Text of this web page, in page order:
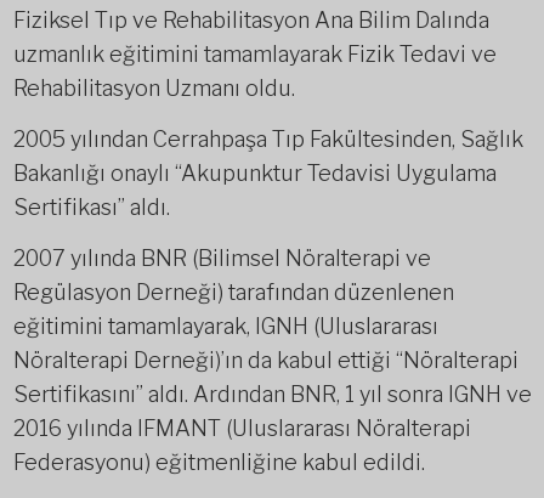
Fiziksel Tıp ve Rehabilitasyon Ana Bilim Dalında
uzmanlık eğitimini tamamlayarak Fizik Tedavi ve
Rehabilitasyon Uzmanı oldu.
2005 yılından Cerrahpaşa Tıp Fakültesinden, Sağlık
Bakanlığı onaylı “Akupunktur Tedavisi Uygulama
Sertifikası” aldı.
2007 yılında BNR (Bilimsel Nöralterapi ve
Regülasyon Derneği) tarafından düzenlenen
eğitimini tamamlayarak, IGNH (Uluslararası
Nöralterapi Derneği)’ın da kabul ettiği “Nöralterapi
Sertifikasını” aldı. Ardından BNR, 1 yıl sonra IGNH ve
2016 yılında IFMANT (Uluslararası Nöralterapi
Federasyonu) eğitmenliğine kabul edildi.